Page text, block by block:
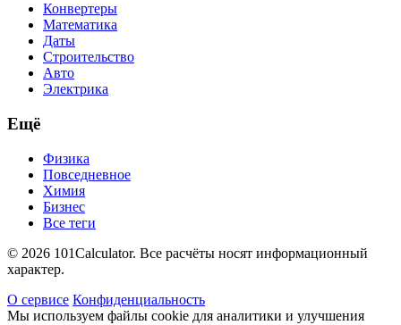
Конвертеры
Математика
Даты
Строительство
Авто
Электрика
Ещё
Физика
Повседневное
Химия
Бизнес
Все теги
© 2026 101Calculator. Все расчёты носят информационный
характер.
О сервисе Конфиденциальность
Мы используем файлы cookie для аналитики и улучшения